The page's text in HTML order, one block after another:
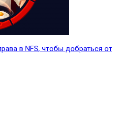
в NFS, чтобы добраться от